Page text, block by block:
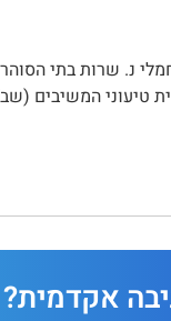
אקדמית?